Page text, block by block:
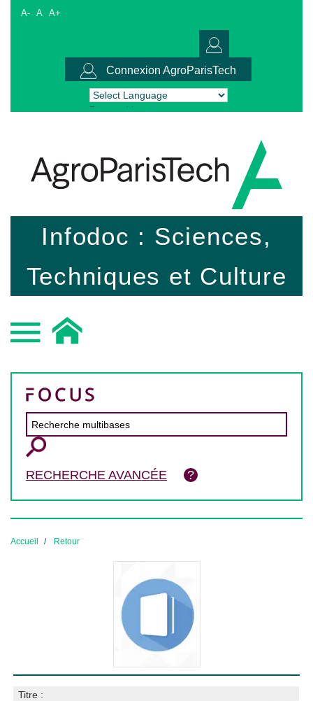
A- A A+
Connexion AgroParisTech
Powered by Translate
Infodoc : Sciences,
Techniques et Culture
RECHERCHE AVANCÉE
Accueil Retour
Titre :